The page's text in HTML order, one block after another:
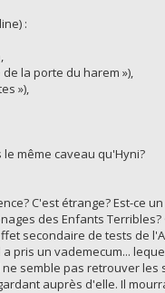
:
la porte du harem »),
»),
même caveau qu'Hyni?
C'est étrange? Est-ce
des Enfants
secondaire de tests de
pris un vademecum...
semble pas retrouver
auprès d'elle. Il